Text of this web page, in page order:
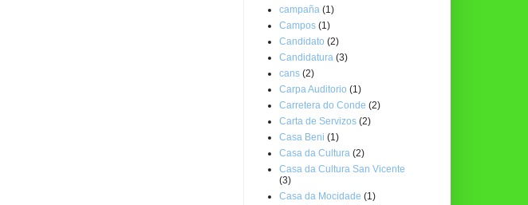
campaña (1)
Campos (1)
Candidato (2)
Candidatura (3)
cans (2)
Carpa Auditorio (1)
Carretera do Conde (2)
Carta de Servizos (2)
Casa Beni (1)
Casa da Cultura (2)
Casa da Cultura San Vicente
(3)
Casa da Mocidade (1)